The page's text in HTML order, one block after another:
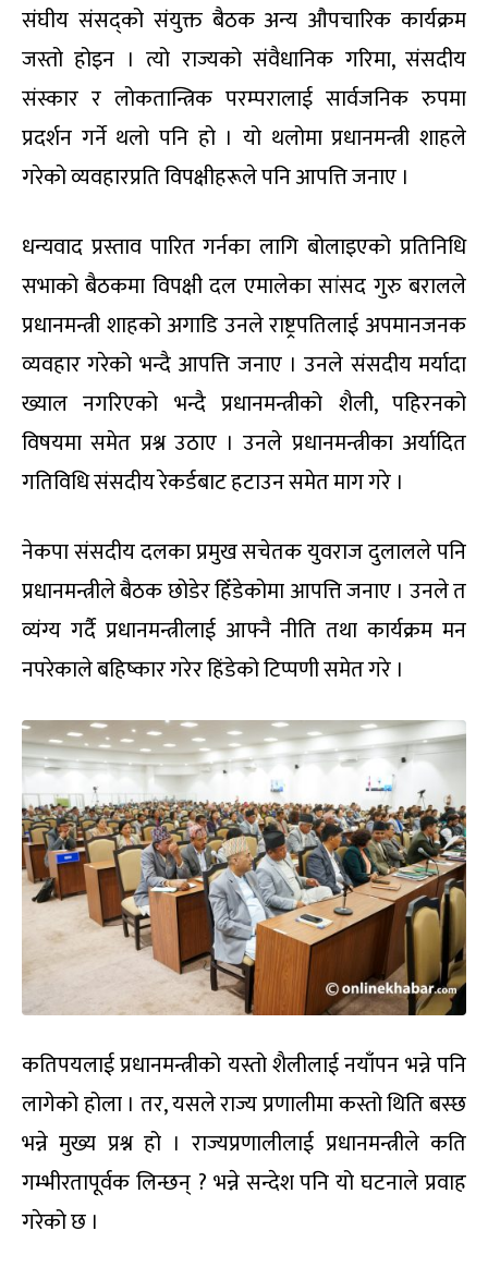
संघीय संसद्को संयुक्त बैठक अन्य औपचारिक कार्यक्रम
जस्तो होइन । त्यो राज्यको संवैधानिक गरिमा, संसदीय
संस्कार र लोकतान्त्रिक परम्परालाई सार्वजनिक रुपमा
प्रदर्शन गर्ने थलो पनि हो । यो थलोमा प्रधानमन्त्री शाहले
गरेको व्यवहारप्रति विपक्षीहरूले पनि आपत्ति जनाए ।
धन्यवाद प्रस्ताव पारित गर्नका लागि बोलाइएको प्रतिनिधि
सभाको बैठकमा विपक्षी दल एमालेका सांसद गुरु बरालले
प्रधानमन्त्री शाहको अगाडि उनले राष्ट्रपतिलाई अपमानजनक
व्यवहार गरेको भन्दै आपत्ति जनाए । उनले संसदीय मर्यादा
ख्याल नगरिएको भन्दै प्रधानमन्त्रीको शैली, पहिरनको
विषयमा समेत प्रश्न उठाए । उनले प्रधानमन्त्रीका अर्यादित
गतिविधि संसदीय रेकर्डबाट हटाउन समेत माग गरे ।
नेकपा संसदीय दलका प्रमुख सचेतक युवराज दुलालले पनि
प्रधानमन्त्रीले बैठक छोडेर हिँडेकोमा आपत्ति जनाए । उनले त
व्यंग्य गर्दै प्रधानमन्त्रीलाई आफ्नै नीति तथा कार्यक्रम मन
नपरेकाले बहिष्कार गरेर हिंडेको टिप्पणी समेत गरे ।
कतिपयलाई प्रधानमन्त्रीको यस्तो शैलीलाई नयाँपन भन्ने पनि
लागेको होला । तर, यसले राज्य प्रणालीमा कस्तो थिति बस्छ
भन्ने मुख्य प्रश्न हो । राज्यप्रणालीलाई प्रधानमन्त्रीले कति
गम्भीरतापूर्वक लिन्छन् ? भन्ने सन्देश पनि यो घटनाले प्रवाह
गरेको छ ।